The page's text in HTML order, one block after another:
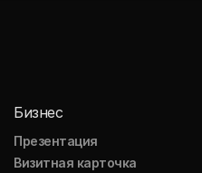
Бизнес
Презентация
Визитная карточка